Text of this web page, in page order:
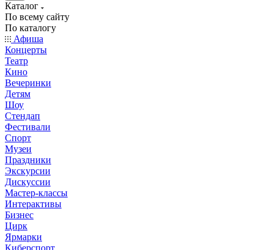
Каталог
По всему сайту
По каталогу
Афиша
Концерты
Театр
Кино
Вечеринки
Детям
Шоу
Стендап
Фестивали
Спорт
Музеи
Праздники
Экскурсии
Дискуссии
Мастер-классы
Интерактивы
Бизнес
Цирк
Ярмарки
Киберспорт